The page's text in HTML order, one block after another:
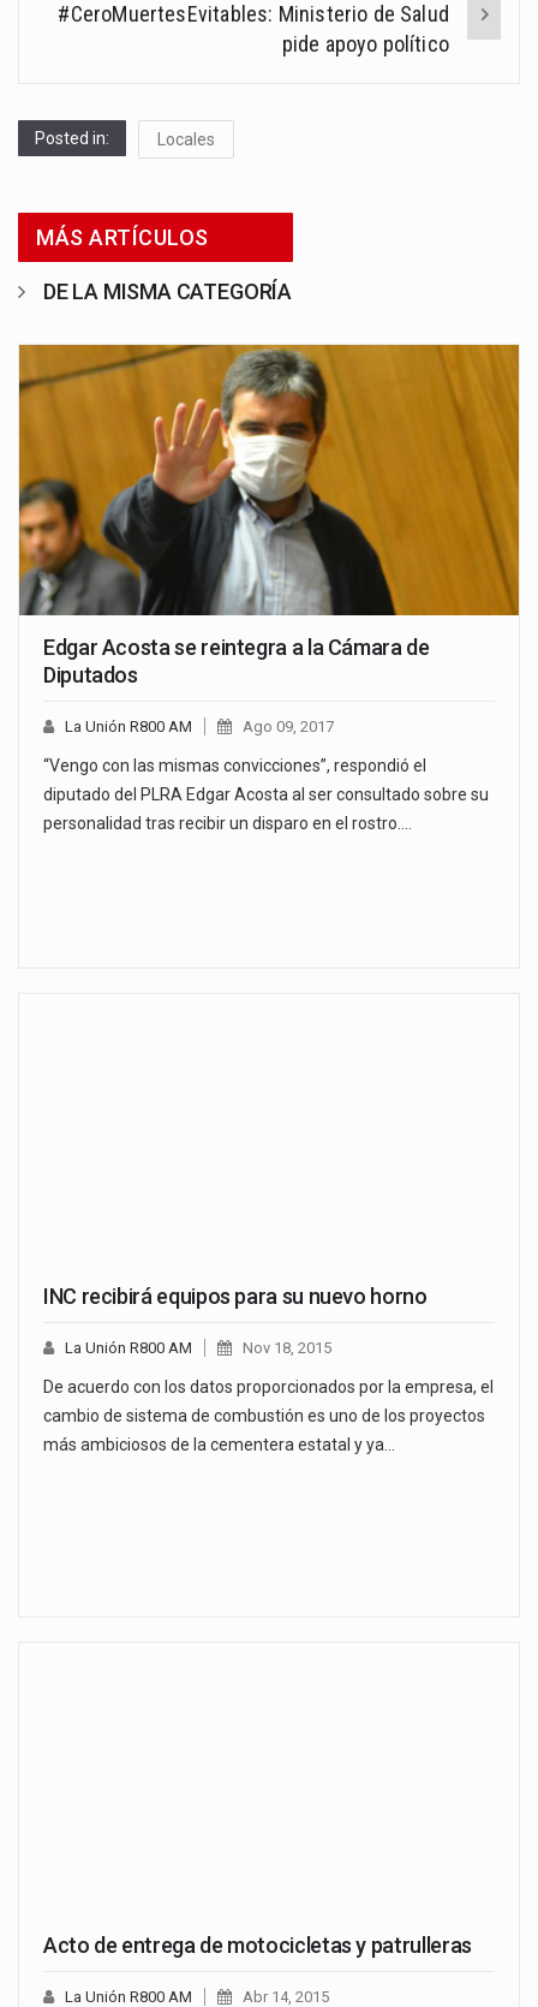
#CeroMuertesEvitables: Ministerio de Salud
pide apoyo político
Posted in: Locales
MÁS ARTÍCULOS
DE LA MISMA CATEGORÍA
Edgar Acosta se reintegra a la Cámara de
Diputados
La Unión R800 AM Ago 09, 2017
“Vengo con las mismas convicciones”, respondió el
diputado del PLRA Edgar Acosta al ser consultado sobre su
personalidad tras recibir un disparo en el rostro.…
INC recibirá equipos para su nuevo horno
La Unión R800 AM Nov 18, 2015
De acuerdo con los datos proporcionados por la empresa, el
cambio de sistema de combustión es uno de los proyectos
más ambiciosos de la cementera estatal y ya…
Acto de entrega de motocicletas y patrulleras
La Unión R800 AM Abr 14, 2015